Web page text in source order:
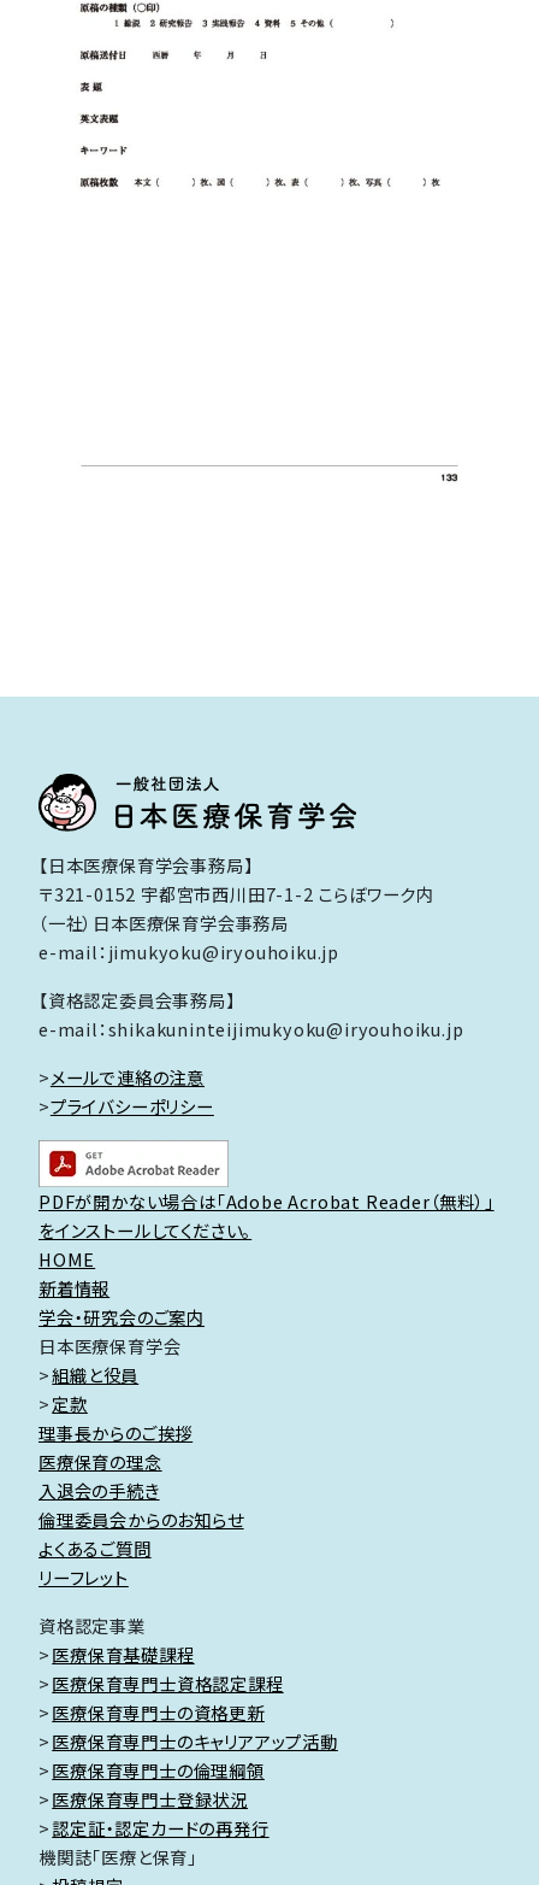
【日本医療保育学会事務局】
〒321-0152 宇都宮市西川田7-1-2 こらぼワーク内
（一社）日本医療保育学会事務局
e-mail：jimukyoku@iryouhoiku.jp
【資格認定委員会事務局】
e-mail：shikakuninteijimukyoku@iryouhoiku.jp
>メールで連絡の注意
>プライバシーポリシー
PDFが開かない場合は「Adobe Acrobat Reader（無料）」
をインストールしてください。
HOME
新着情報
学会・研究会のご案内
日本医療保育学会
組織と役員
定款
理事長からのご挨拶
医療保育の理念
入退会の手続き
倫理委員会からのお知らせ
よくあるご質問
リーフレット
資格認定事業
医療保育基礎課程
医療保育専門士資格認定課程
医療保育専門士の資格更新
医療保育専門士のキャリアアップ活動
医療保育専門士の倫理綱領
医療保育専門士登録状況
認定証・認定カードの再発行
機関誌「医療と保育」